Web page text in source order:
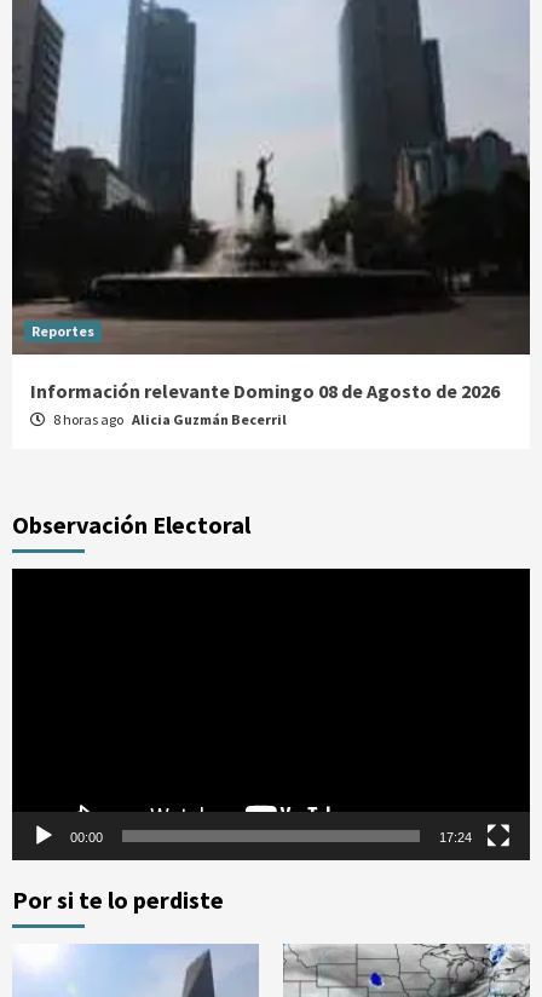
Reportes
Información relevante Domingo 08 de Agosto de 2026
8 horas ago Alicia Guzmán Becerril
Observación Electoral
00:00 17:24
Por si te lo perdiste